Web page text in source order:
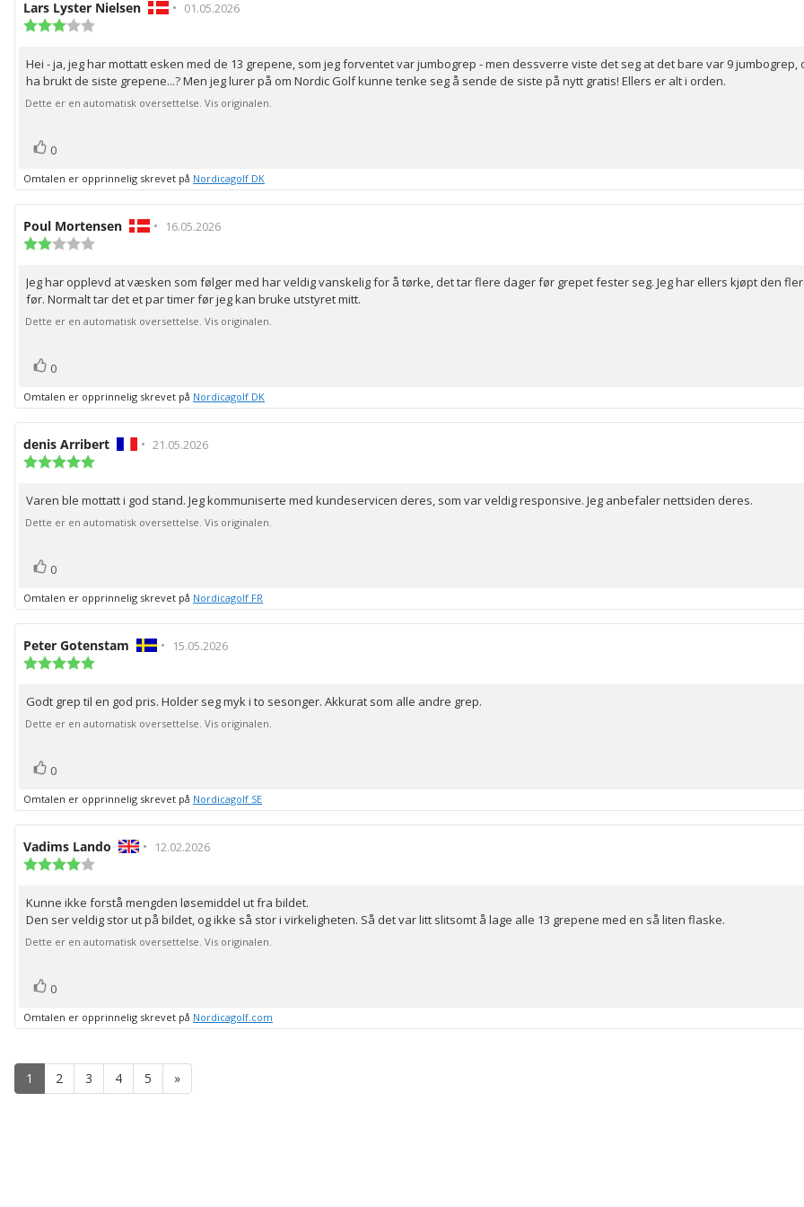
Forfatter:
Lars Lyster Nielsen • Omtaledato:
01.05.2026
5
mulige
Omtaletekst:
Hei - ja, jeg har mottatt esken med de 13 grepene, som jeg forventet var jumbogrep - men dessverre viste det seg at det bare var 9
ha brukt de siste grepene...? Men jeg lurer på om Nordic Golf kunne tenke seg å sende de siste på nytt gratis! Ellers er alt i orden.
Dette er en automatisk oversettelse. Vis originalen.
Liker
0
Omtalen er opprinnelig skrevet på Nordicagolf DK
Forfatter:
Poul Mortensen • Omtaledato:
16.05.2026
5
mulige
Omtaletekst:
Jeg har opplevd at væsken som følger med har veldig vanskelig for å tørke, det tar flere dager før grepet fester seg. Jeg har ellers kjøpt den
før. Normalt tar det et par timer før jeg kan bruke utstyret mitt.
Dette er en automatisk oversettelse. Vis originalen.
Liker
0
Omtalen er opprinnelig skrevet på Nordicagolf DK
Forfatter:
denis Arribert • Omtaledato:
21.05.2026
5
mulige
Omtaletekst:
Varen ble mottatt i god stand. Jeg kommuniserte med kundeservicen deres, som var veldig responsive. Jeg anbefaler nettsiden deres.
Dette er en automatisk oversettelse. Vis originalen.
Liker
0
Omtalen er opprinnelig skrevet på Nordicagolf FR
Forfatter:
Peter Gotenstam • Omtaledato:
15.05.2026
5
mulige
Omtaletekst:
Godt grep til en god pris. Holder seg myk i to sesonger. Akkurat som alle andre grep.
Dette er en automatisk oversettelse. Vis originalen.
Liker
0
Omtalen er opprinnelig skrevet på Nordicagolf SE
Forfatter:
Vadims Lando • Omtaledato:
12.02.2026
5
mulige
Omtaletekst:
Kunne ikke forstå mengden løsemiddel ut fra bildet.
Den ser veldig stor ut på bildet, og ikke så stor i virkeligheten. Så det var litt slitsomt å lage alle 13 grepene med en så liten flaske.
Dette er en automatisk oversettelse. Vis originalen.
Liker
0
Omtalen er opprinnelig skrevet på Nordicagolf.com
1 2 3 4 5 »